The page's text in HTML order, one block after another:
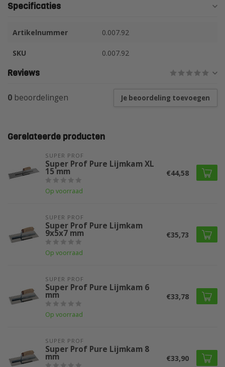
Specificaties
Artikelnummer 0.007.92
SKU 0.007.92
Reviews
0 beoordelingen Je beoordeling toevoegen
Gerelateerde producten
SUPER PROF
Super Prof Pure Lijmkam XL
15 mm
Op voorraad
€44,58
SUPER PROF
Super Prof Pure Lijmkam
9x5x7 mm
Op voorraad
€35,73
SUPER PROF
Super Prof Pure Lijmkam 6
mm
Op voorraad
€33,78
SUPER PROF
Super Prof Pure Lijmkam 8
mm €33,90